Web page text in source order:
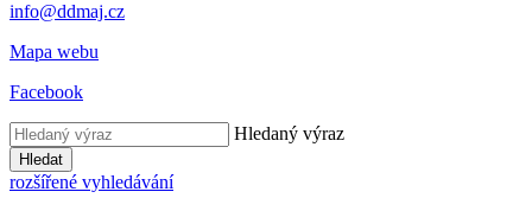
info@ddmaj.cz
Mapa webu
Facebook
Hledaný výraz
Hledat
rozšířené vyhledávání